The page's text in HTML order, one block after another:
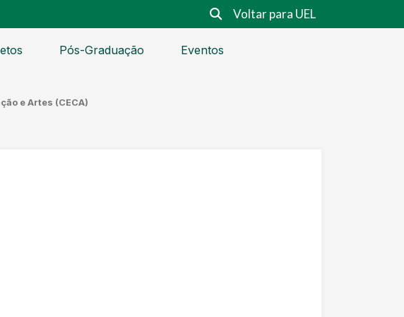
Voltar para UEL
Pós-Graduação Eventos
e Artes (CECA)